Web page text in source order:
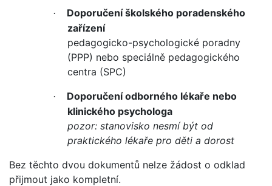
·
Doporučení školského poradenského
zařízení
pedagogicko-psychologické poradny
(PPP) nebo speciálně pedagogického
centra (SPC)
·
Doporučení odborného lékaře nebo
klinického psychologa
pozor: stanovisko nesmí být od
praktického lékaře pro děti a dorost
Bez těchto dvou dokumentů nelze žádost o odklad
přijmout jako kompletní.